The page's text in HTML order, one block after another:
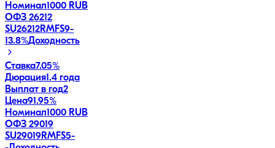
Номинал1000 RUB
ОФЗ 26212
SU26212RMFS9-
13.8%Доходность
Ставка7.05%
Дюрация1.4 года
Выплат в год2
Цена91.95%
Номинал1000 RUB
ОФЗ 29019
SU29019RMFS5-